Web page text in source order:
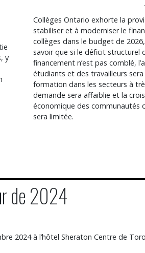
y
Collèges Ontario exhorte la
stabiliser et à moderniser le
collèges dans le budget de
savoir que si le déficit structurel
financement n’est pas comblé,
étudiants et des travailleurs
formation dans les secteurs à
demande sera affaiblie et la
économique des communautés
sera limitée.
de 2024
2024 à l’hôtel Sheraton Centre de